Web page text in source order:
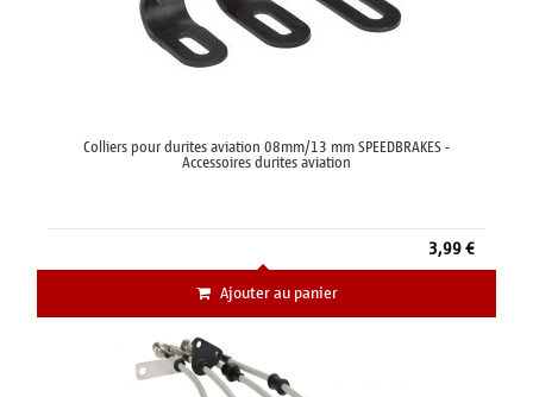
Colliers pour durites aviation 08mm/13 mm SPEEDBRAKES -
Accessoires durites aviation
3,99 €
Ajouter au panier